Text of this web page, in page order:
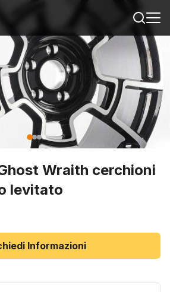
Wraith cerchioni
levitato
Informazioni